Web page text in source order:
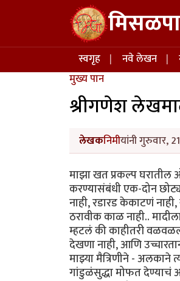
Skip to main content
Main navigation
स्वगृह नवे लेखन
मुख्य पान
श्रीगणेश
लेखकनिमीयांनी गुरुवार,
माझा खत प्रकल्प घरातील
करण्यासंबंधी एक-दोन
नाही, रडारड केकाटणं
ठरावीक काळ नाही..
म्हटलं की काहीतरी
देखणा नाही, आणि
माझ्या मैत्रिणीने -
गांडुळंसुद्धा मोफत देण्याचं